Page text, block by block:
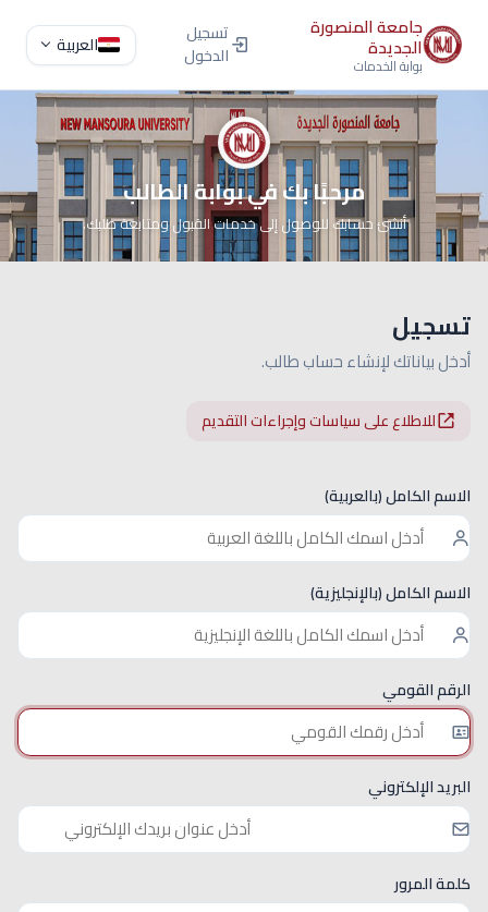
جامعة المنصورة
الجديدة
بوابة الخدمات
تسجيل
الدخول
العربية
مرحبًا بك في بوابة الطالب
أنشئ حسابك للوصول إلى خدمات القبول ومتابعة طلبك.
جامعة المنصورة الجديدة
تسجيل
أدخل بياناتك لإنشاء حساب طالب.
للاطلاع على سياسات وإجراءات التقديم
الاسم الكامل (بالعربية)
الاسم الكامل (بالإنجليزية)
الرقم القومي
البريد الإلكتروني
كلمة المرور